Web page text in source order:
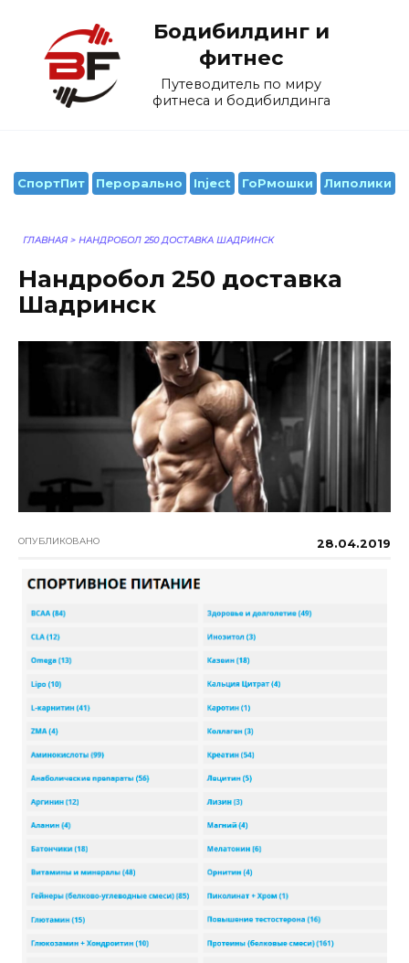
содержанию
Бодибилдинг и
фитнес
Путеводитель по миру
фитнеса и бодибилдинга
СпортПит Перорально Inject ГоРмошки Липолики
ГЛАВНАЯ > НАНДРОБОЛ 250 ДОСТАВКА ШАДРИНСК
Нандробол 250 доставка
Шадринск
ОПУБЛИКОВАНО 28.04.2019